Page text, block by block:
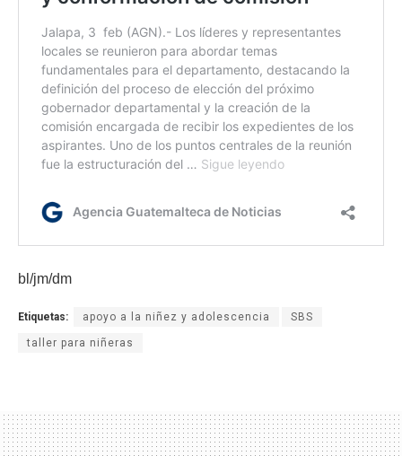
bl/jm/dm
Etiquetas: apoyo a la niñez y adolescencia SBS
taller para niñeras